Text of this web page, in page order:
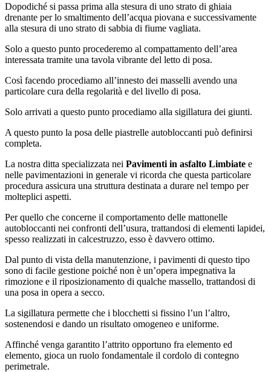
Dopodiché si passa prima alla stesura di uno strato di ghiaia
drenante per lo smaltimento dell’acqua piovana e successivamente
alla stesura di uno strato di sabbia di fiume vagliata.
Solo a questo punto procederemo al compattamento dell’area
interessata tramite una tavola vibrante del letto di posa.
Così facendo procediamo all’innesto dei masselli avendo una
particolare cura della regolarità e del livello di posa.
Solo arrivati a questo punto procediamo alla sigillatura dei giunti.
A questo punto la posa delle piastrelle autobloccanti può definirsi
completa.
La nostra ditta specializzata nei Pavimenti in asfalto Limbiate e
nelle pavimentazioni in generale vi ricorda che questa particolare
procedura assicura una struttura destinata a durare nel tempo per
molteplici aspetti.
Per quello che concerne il comportamento delle mattonelle
autobloccanti nei confronti dell’usura, trattandosi di elementi lapidei,
spesso realizzati in calcestruzzo, esso è davvero ottimo.
Dal punto di vista della manutenzione, i pavimenti di questo tipo
sono di facile gestione poiché non è un’opera impegnativa la
rimozione e il riposizionamento di qualche massello, trattandosi di
una posa in opera a secco.
La sigillatura permette che i blocchetti si fissino l’un l’altro,
sostenendosi e dando un risultato omogeneo e uniforme.
Affinché venga garantito l’attrito opportuno fra elemento ed
elemento, gioca un ruolo fondamentale il cordolo di contegno
perimetrale.